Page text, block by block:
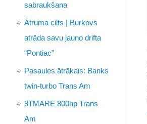
sabraukšana
Ātruma cilts | Burkovs
atrāda savu jauno drifta
“Pontiac”
Pasaules ātrākais: Banks
twin-turbo Trans Am
9TMARE 800hp Trans
Am